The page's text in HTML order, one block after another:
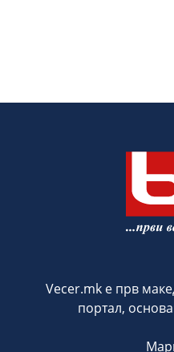
Vecer.mk е прв
портал,